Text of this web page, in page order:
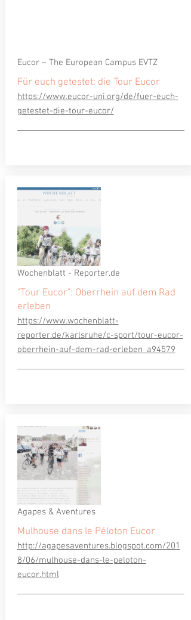
Für euch getestet: die Tour Eucor
Eucor – The European Campus EVTZ
https://www.eucor-uni.org/de/fuer-euch-
getestet-die-tour-eucor/
"Tour Eucor": Oberrhein auf dem Rad
erleben
Wochenblatt - Reporter.de
https://www.wochenblatt-
reporter.de/karlsruhe/c-sport/tour-eucor-
oberrhein-auf-dem-rad-erleben_a94579
Mulhouse dans le Péloton Eucor
Agapes & Aventures
http://agapesaventures.blogspot.com/201
8/06/mulhouse-dans-le-peloton-
eucor.html